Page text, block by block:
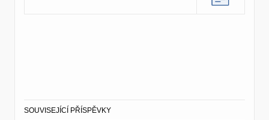
SOUVISEJÍCÍ PŘÍSPĚVKY